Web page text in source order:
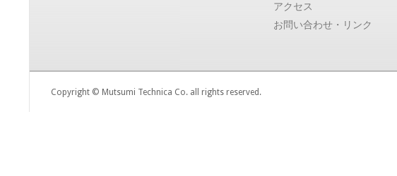
【公
式
アクセス
お問い合わせ・リンク
Copyright © Mutsumi Technica Co. all rights reserved.